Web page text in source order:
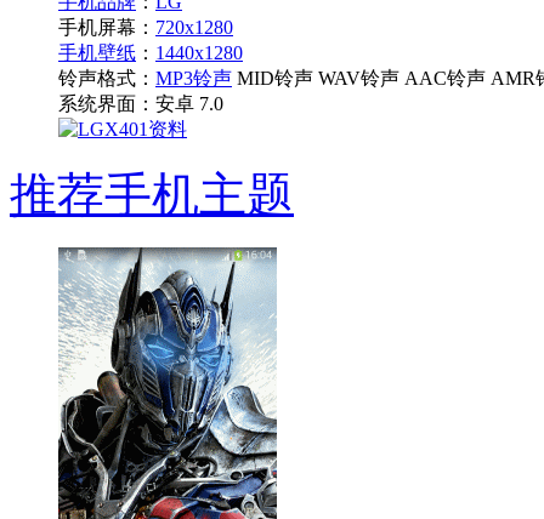
手机屏幕： 720x1280
手机壁纸 ： 1440x1280
铃声格式： MP3铃声 MID铃声 WAV铃声 AAC铃声 AMR
系统界面： 安卓 7.0
推荐手机主题